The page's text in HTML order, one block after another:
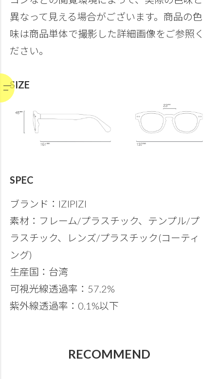
異なって見える場合がございます。商品の色
味は商品単体で撮影した詳細画像をご参照く
ださい。
SIZE
SPEC
ブランド：IZIPIZI
素材：フレーム/プラスチック、テンプル/プ
ラスチック、レンズ/プラスチック(コーティ
ング)
生産国：台湾
可視光線透過率：57.2%
紫外線透過率：0.1%以下
RECOMMEND